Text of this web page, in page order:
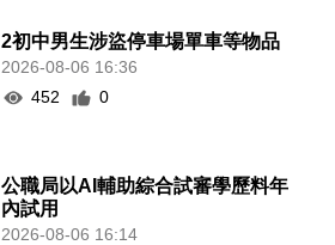
2初中男生涉盜停車場單車等物品
2026-08-06 16:36
452
0
公職局以AI輔助綜合試審學歷料年
內試用
2026-08-06 16:14